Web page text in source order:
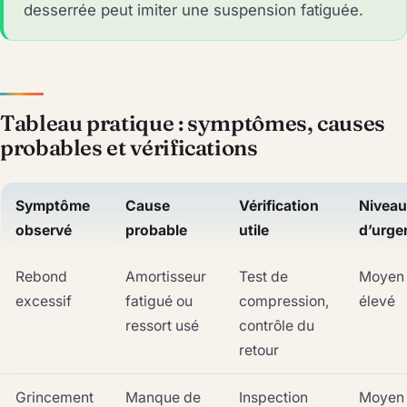
desserrée peut imiter une suspension fatiguée.
Tableau pratique : symptômes, causes
probables et vérifications
Symptôme
observé
Cause
probable
Vérification
utile
Niveau
Rebond
excessif
Amortisseur
fatigué ou
ressort usé
Test de
compression,
contrôle du
retour
Moyen
élevé
Grincement
Manque de
Inspection
Moyen